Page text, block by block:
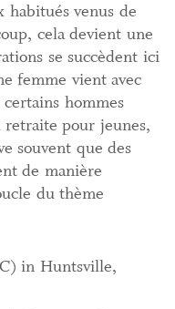
habitués venus de
cela devient une
se succèdent ici
femme vient avec
hommes
pour jeunes,
souvent que des
de manière
du thème